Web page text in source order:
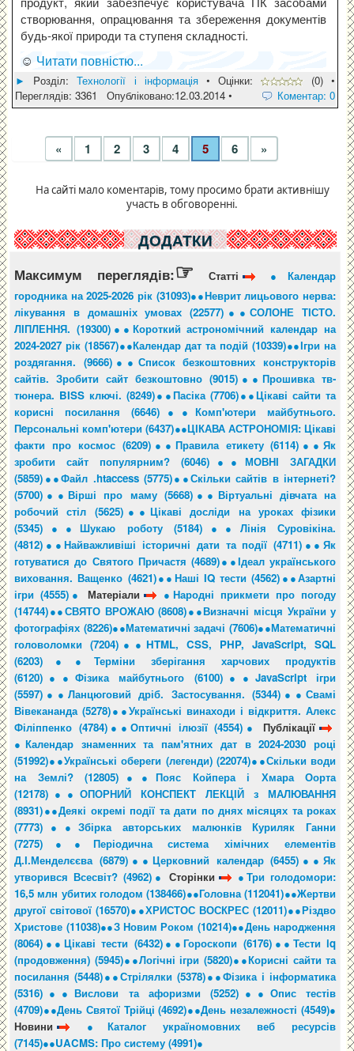
створювання, опрацювання та збереження документів
будь-якої природи та ступеня складності.
☺ Читати повністю...
► Pозділ:Технології і інформація• Оцінки:
(0) •
Переглядів: 3361 Опубліковано:12.03.2014 •
Коментар: 0
« 1 2 3 4 5 6 »
На сайті мало коментарів, тому просимо брати активнішу
участь в обговоренні.
ДОДАТКИ
Максимум переглядів:☞ Статті
●Календар
городника на 2025-2026 рік (31093)●●Неврит лицьового нерва:
лікування в домашніх умовах (22577)● ●СОЛОНЕ ТІСТО.
ЛІПЛЕННЯ. (19300)● ●Короткий астрономічний календар на
2024-2027 рік (18567)●●Календар дат та подій (10339)●●Ігри на
роздягання. (9666)● ●Список безкоштовних конструкторів
сайтів. Зробити сайт безкоштовно (9015)● ●Прошивка тв-
тюнера. BISS ключі. (8249)● ●Пасіка (7706)● ●Цікаві сайти та
корисні посилання (6646)● ●Комп'ютери майбутнього.
Пeрсональні комп'ютери (6437)●●ЦІКАВА АСТРОНОМІЯ: Цікаві
факти про космос (6209)● ●Правила етикету (6114)● ●Як
зробити сайт популярним? (6046)● ●МОВНІ ЗАГАДКИ
(5859)● ●Файл .htaccess (5775)● ●Скільки сайтів в інтернеті?
(5700)● ●Вірші про маму (5668)● ●Віртуальні дівчата на
робочий стіл (5625)● ●Цікаві досліди на уроках фізики
(5345)● ●Шукаю роботу (5184)● ●Лінія Суровікіна.
(4812)● ●Найважливіші історичні дати та події (4711)● ●Як
готуватися до Святого Причастя (4689)● ●Ідеал українського
виховання. Ващенко (4621)● ●Наші IQ тести (4562)● ●Азартні
ігри (4555)●
Матеріали
●Народні прикмети про погоду
(14744)●●СВЯТО ВРОЖАЮ (8608)● ●Визначні місця України у
фотографіях (8226)●●Математичні задачі (7606)●●Математичні
головоломки (7204)● ●HTML, CSS, PHP, JavaScript, SQL
(6203)● ●Терміни зберігання харчових продуктів
(6120)● ●Фізика майбутнього (6100)● ●JavaScript ігри
(5597)● ●Ланцюговий дріб. Застосування. (5344)● ●Свамі
Вівекананда (5278)● ●Українські винаходи і відкриття. Алекс
Філіппенко (4784)● ●Оптичні ілюзії (4554)●
Публікації
●Календар знаменних та пам'ятних дат в 2024-2030 році
(51992)● ●Українські обереги (легенди) (22074)● ●Скільки води
на Землі? (12805)● ●Пояс Койпера і Хмара Оорта
(12178)● ●ОПОРНИЙ КОНСПЕКТ ЛЕКЦІЙ з МАЛЮВАННЯ
(8931)●●Деякі окремі події та дати по днях місяцях та роках
(7773)● ●Збірка авторських малюнків Куриляк Ганни
(7275)● ●Періодична система хімічних елементів
Д.І.Менделєєва (6879)● ●Церковний календар (6455)● ●Як
утворився Всесвіт? (4962)● Сторінки
●Три голодомори:
16,5 млн убитих голодом (138466)●●Головна (112041)●●Жертви
другої світової (16570)● ●ХРИСТОС ВОСКРЕС (12011)●●Різдво
Христове (11038)●●З Новим Роком (10214)●●День народження
(8064)● ●Цікаві тести (6432)● ●Гороскопи (6176)● ●Тести iq
(продовження) (5945)● ●Логічні ігри (5820)● ●Корисні сайти та
посилання (5448)● ●Стрілялки (5378)● ●Фізика і інформатика
(5316)● ●Вислови та афоризми (5252)● ●Опис тестів
(4709)●●День Святої Трійці (4692)●●День незалежності (4549)●
Новини
●Каталог україномовних веб ресурсів
(7145)●●UACMS: Про систему (4991)●